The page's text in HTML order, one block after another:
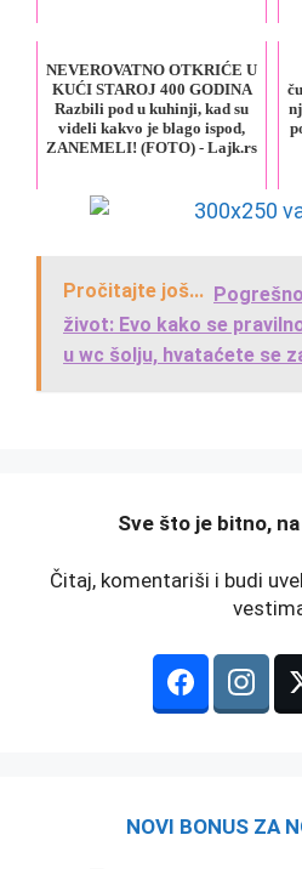
NEVEROVATNO OTKRIĆE U
KUĆI STAROJ 400 GODINA
Razbili pod u kuhinji, kad su
videli kakvo je blago ispod,
ZANEMELI! (FOTO) - Lajk.rs
Pročitajte još...
život: Evo kako se
u wc šolju, hvataćete se
️Sve što je bitno,
Čitaj, komentariši i budi
NOVI BONUS ZA